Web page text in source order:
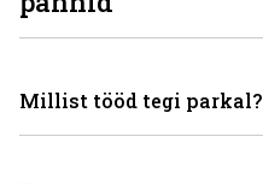
Millist tööd tegi parkal?